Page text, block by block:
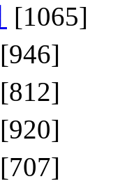
[1065]
[946]
[812]
[920]
[707]